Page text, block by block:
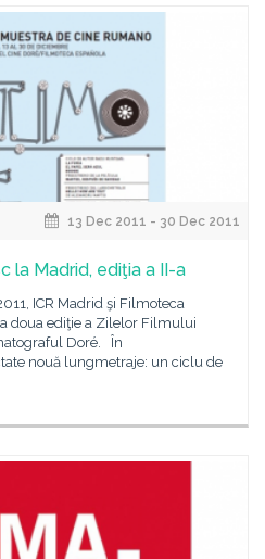
13 Dec 2011 - 30 Dec 2011
la Madrid, ediţia a II-a
ICR Madrid şi Filmoteca
doua ediţie a Zilelor Filmului
Doré. În
nouă lungmetraje: un ciclu de